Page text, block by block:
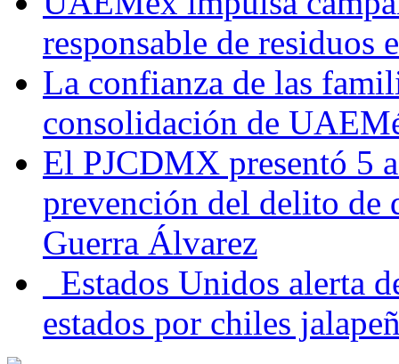
responsable de residuos
La confianza de las
consolidación de
El PJCDMX presentó 5
prevención del delito de
Guerra Álvarez
Estados Unidos alerta
estados por chiles